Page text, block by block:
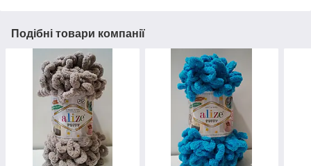
Подібні товари компанії